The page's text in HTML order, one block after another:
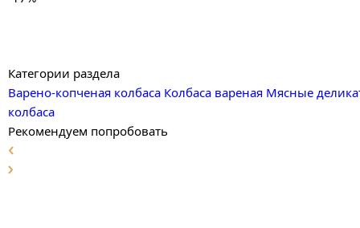
Категории раздела
Варено-копченая колбаса Колбаса вареная Мясные
колбаса
Рекомендуем попробовать